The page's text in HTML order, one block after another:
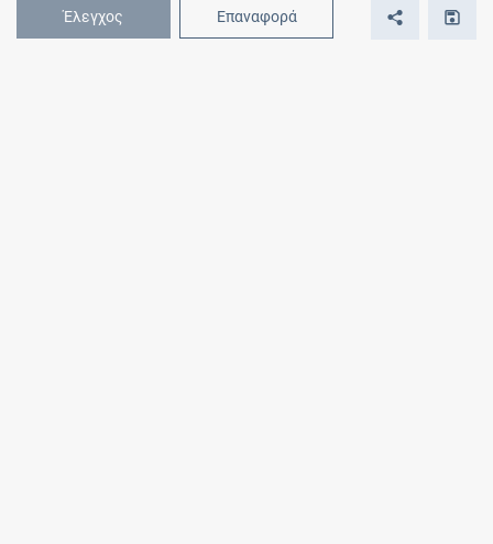
Έλεγχος Επαναφορά